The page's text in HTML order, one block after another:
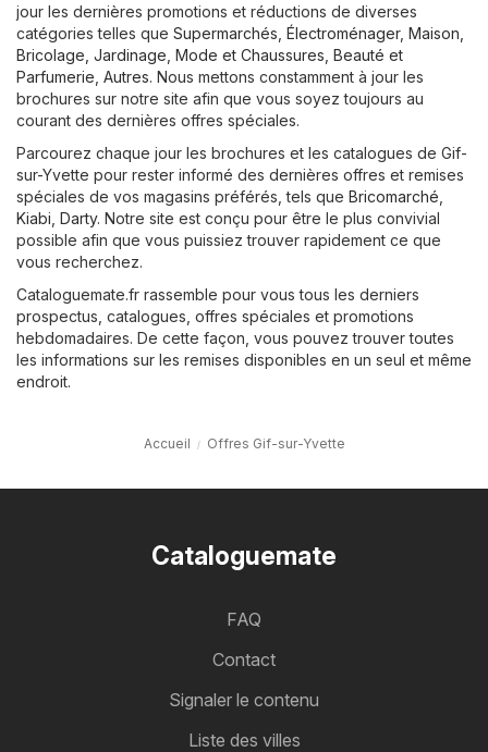
jour les dernières promotions et réductions de diverses
catégories telles que Supermarchés Électroménager, Maison,
Bricolage, Jardinage Mode et Chaussures Beauté et
Parfumerie Autres. Nous mettons constamment à jour les
brochures sur notre site afin que vous soyez toujours au
courant des dernières offres spéciales.
Parcourez chaque jour les brochures et les catalogues de Gif-
sur-Yvette pour rester informé des dernières offres et remises
spéciales de vos magasins préférés, tels que Bricomarché
Kiabi Darty. Notre site est conçu pour être le plus convivial
possible afin que vous puissiez trouver rapidement ce que
vous recherchez.
Cataloguemate.fr rassemble pour vous tous les derniers
prospectus, catalogues, offres spéciales et promotions
hebdomadaires. De cette façon, vous pouvez trouver toutes
les informations sur les remises disponibles en un seul et même
endroit.
Accueil Offres Gif-sur-Yvette
Cataloguemate
FAQ
Contact
Signaler le contenu
Liste des villes